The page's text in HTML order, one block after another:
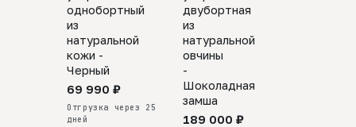
однобортный
из
натуральной
кожи -
Черный
69 990 ₽
Отгрузка через 25
дней
двубортная
из
натуральной
овчины
-
Шоколадная
замша
189 000 ₽